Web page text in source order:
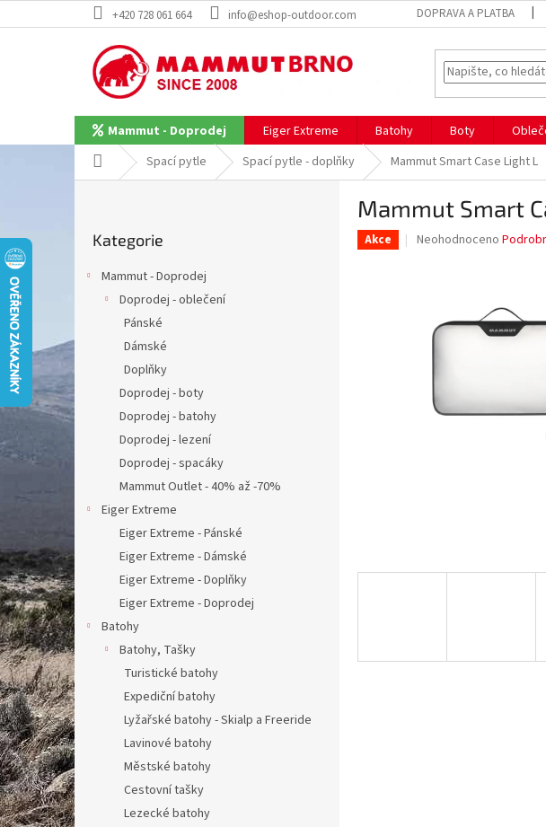
na
+420 728 061 664 info@eshop-outdoor.com DOPRAVA A PLATBA
Mammut - Doprodej Eiger Extreme Batohy Boty
Domů Spací pytle Spací pytle - doplňky Mammut Smart Case Light L
í
a
n
kategorie
Kategorie
Mammut - Doprodej
Doprodej - oblečení
Pánské
Dámské
Doplňky
Doprodej - boty
Doprodej - batohy
Doprodej - lezení
Doprodej - spacáky
Mammut Outlet - 40% až -70%
Eiger Extreme
Eiger Extreme - Pánské
Eiger Extreme - Dámské
Eiger Extreme - Doplňky
Eiger Extreme - Doprodej
Batohy
Batohy, Tašky
Turistické batohy
Expediční batohy
Lyžařské batohy - Skialp a Freeride
Lavinové batohy
Městské batohy
Cestovní tašky
Lezecké batohy
Mammut Smart
Akce
Průměrné
Neohodnoceno